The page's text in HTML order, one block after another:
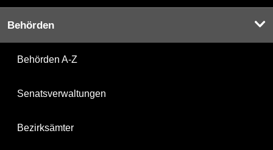
Behörden
Behörden A-Z
Senatsverwaltungen
Bezirksämter